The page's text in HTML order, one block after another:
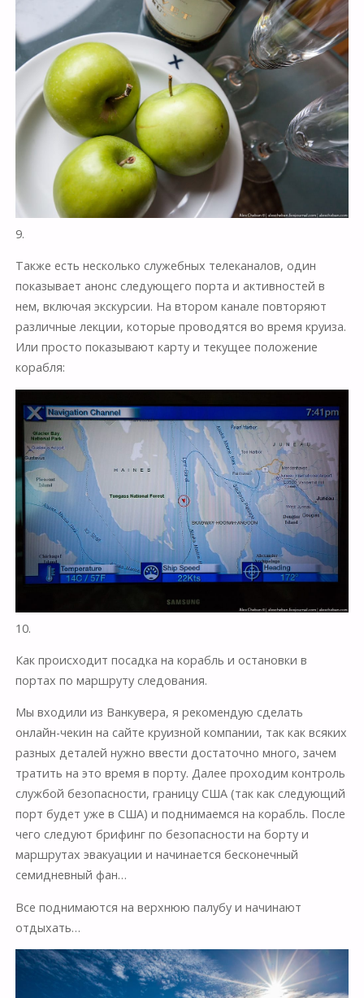
9.
Также есть несколько служебных телеканалов, один
показывает анонс следующего порта и активностей в
нем, включая экскурсии. На втором канале повторяют
различные лекции, которые проводятся во время круиза.
Или просто показывают карту и текущее положение
корабля:
10.
Как происходит посадка на корабль и остановки в
портах по маршруту следования.
Мы входили из Ванкувера, я рекомендую сделать
онлайн-чекин на сайте круизной компании, так как всяких
разных деталей нужно ввести достаточно много, зачем
тратить на это время в порту. Далее проходим контроль
службой безопасности, границу США (так как следующий
порт будет уже в США) и поднимаемся на корабль. После
чего следуют брифинг по безопасности на борту и
маршрутах эвакуации и начинается бесконечный
семидневный фан…
Все поднимаются на верхнюю палубу и начинают
отдыхать…